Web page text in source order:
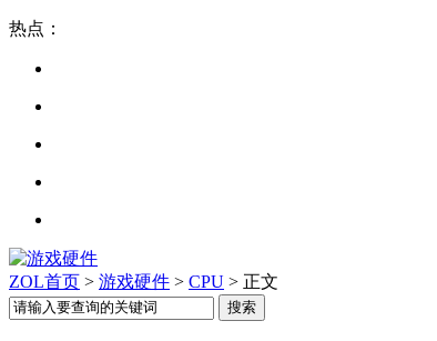
热点：
ZOL首页 > 游戏硬件 > CPU > 正文